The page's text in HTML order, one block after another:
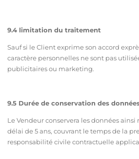
9.4 limitation du traitement
Sauf si le Client exprime son accord
caractère personnelles ne sont pas
publicitaires ou marketing.
9.5 Durée de conservation des
Le Vendeur conservera les données
délai de 5 ans, couvrant le temps de la
responsabilité civile contractuelle